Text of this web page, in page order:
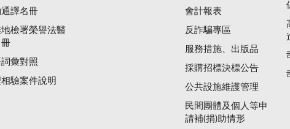
譯名冊
檢署榮譽法醫
冊
彙對照
驗案件說明
會計報表
反詐騙專區
服務措施、出版品
採購招標決標公告
公共設施維護管理
民間團體及個人等申
請補(捐)助情形